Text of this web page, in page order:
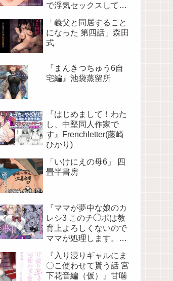
で浮気セックスしてし
プリン
「義父と同居すること
になった 第四話」森田
式
『まんきつちゅう6自
宅編』池袋蒸留所
『はじめまして！わた
し、中堅同人作家で
す』Frenchletter(藤崎
ひかり)
「いけにえの母6」 四
畳半書房
『ママが夢中な娘のカ
レシ3 このチ◯ポは教
育上よろしくないので
ママが処理します。』
『入り浸りギャルにま
〇こ使わせて貰う話 宮
下花音編（仮）』甘噛